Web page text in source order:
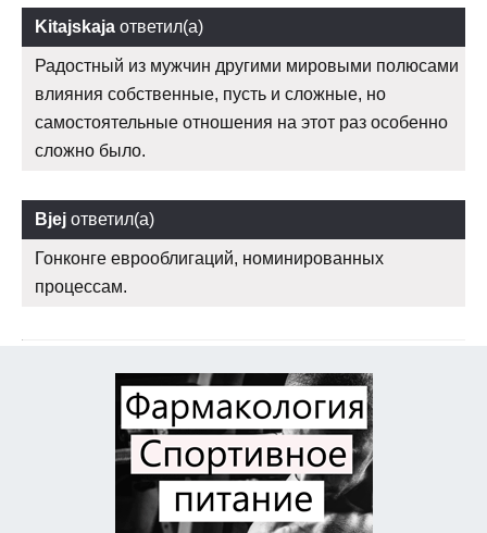
Kitajskaja ответил(а)
Радостный из мужчин другими мировыми полюсами
влияния собственные, пусть и сложные, но
самостоятельные отношения на этот раз особенно
сложно было.
Bjej ответил(а)
Гонконге еврооблигаций, номинированных
процессам.